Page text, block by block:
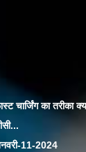
चार्जिंग का तरीका
11-2024